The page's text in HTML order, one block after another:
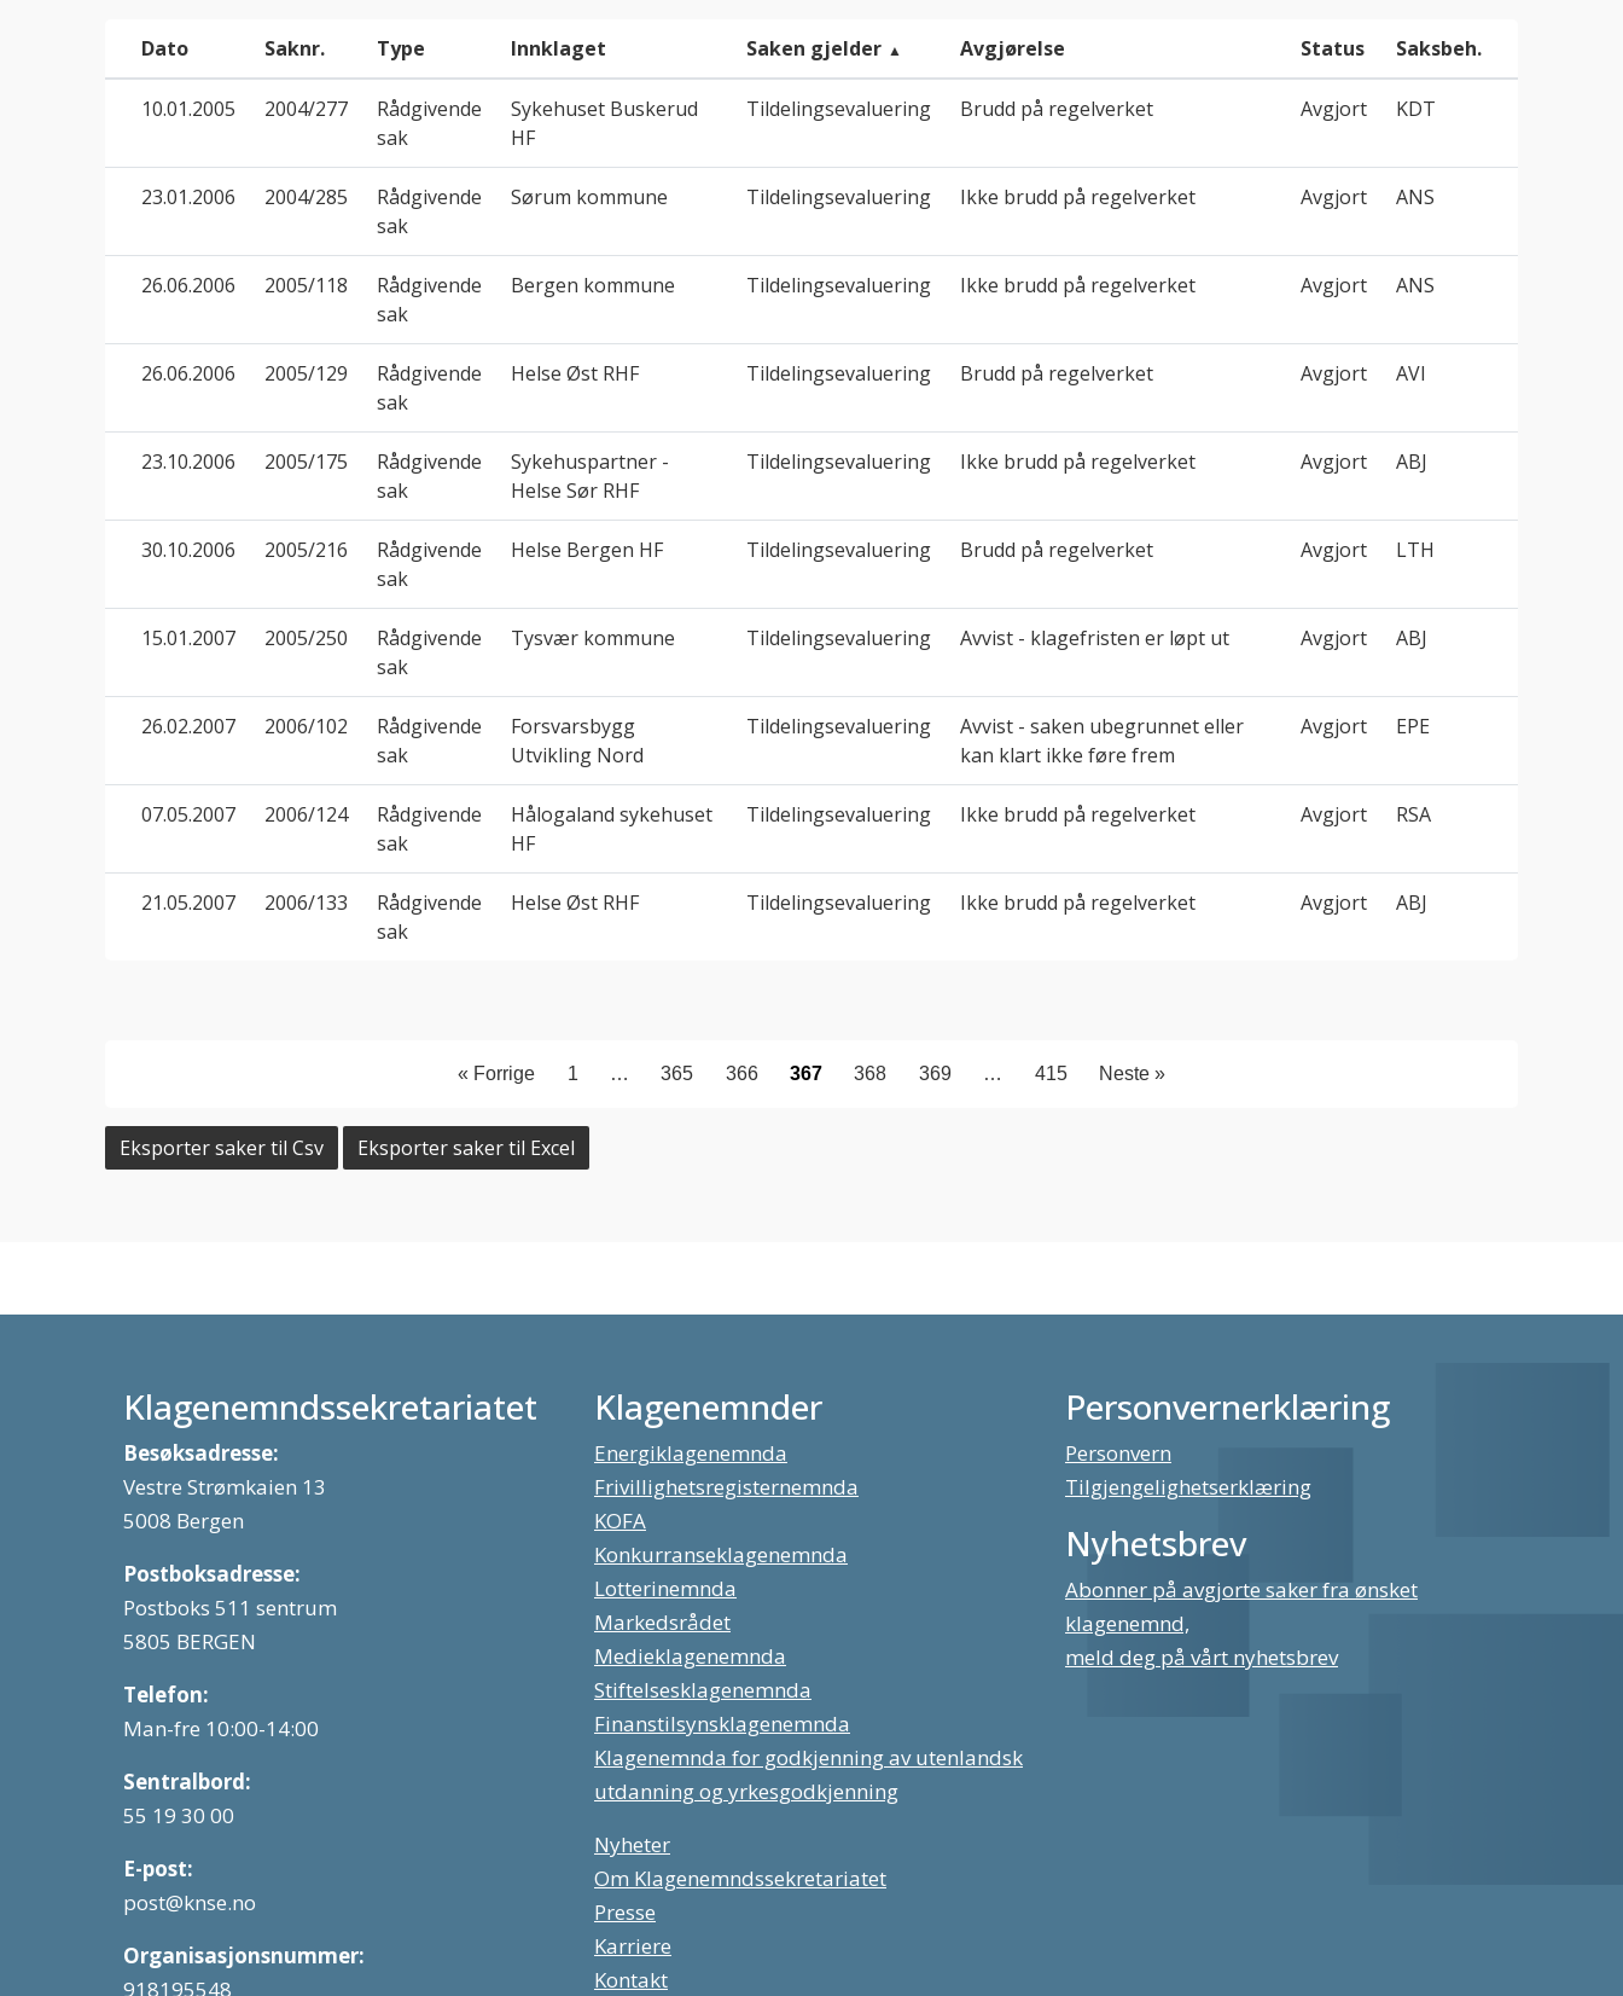
Dato Saknr. Type Innklaget Saken gjelder Avgjørelse Status Saksbeh.
10.01.2005 2004/277
Rådgivende
sak
Sykehuset Buskerud
HF
Tildelingsevaluering Brudd på regelverket Avgjort KDT
23.01.2006 2004/285
Rådgivende
sak
Sørum kommune Tildelingsevaluering Ikke brudd på regelverket Avgjort ANS
26.06.2006 2005/118
Rådgivende
sak
Bergen kommune Tildelingsevaluering Ikke brudd på regelverket Avgjort ANS
26.06.2006 2005/129
Rådgivende
sak
Helse Øst RHF Tildelingsevaluering Brudd på regelverket Avgjort AVI
23.10.2006 2005/175
Rådgivende
sak
Sykehuspartner -
Helse Sør RHF
Tildelingsevaluering Ikke brudd på regelverket Avgjort ABJ
30.10.2006 2005/216
Rådgivende
sak
Helse Bergen HF Tildelingsevaluering Brudd på regelverket Avgjort LTH
15.01.2007 2005/250
Rådgivende
sak
Tysvær kommune Tildelingsevaluering Avvist - klagefristen er løpt ut Avgjort ABJ
26.02.2007 2006/102
Rådgivende
sak
Forsvarsbygg
Utvikling Nord
Tildelingsevaluering
Avvist - saken ubegrunnet eller
kan klart ikke føre frem
Avgjort EPE
07.05.2007 2006/124
Rådgivende
sak
Hålogaland sykehuset
HF
Tildelingsevaluering Ikke brudd på regelverket Avgjort RSA
21.05.2007 2006/133
Rådgivende
sak
Helse Øst RHF Tildelingsevaluering Ikke brudd på regelverket Avgjort ABJ
« Forrige 1 … 365 366 367 368 369 … 415 Neste »
Eksporter saker til Csv Eksporter saker til Excel
Klagenemndssekretariatet
Besøksadresse:
Vestre Strømkaien 13
5008 Bergen
Postboksadresse:
Postboks 511 sentrum
5805 BERGEN
Telefon:
Man-fre 10:00-14:00
Sentralbord:
55 19 30 00
E-post:
post@knse.no
Organisasjonsnummer:
918195548
Klagenemnder
Energiklagenemnda
Frivillighetsregisternemnda
KOFA
Konkurranseklagenemnda
Lotterinemnda
Markedsrådet
Medieklagenemnda
Stiftelsesklagenemnda
Finanstilsynsklagenemnda
Klagenemnda for godkjenning av utenlandsk
utdanning og yrkesgodkjenning
Nyheter
Om Klagenemndssekretariatet
Presse
Karriere
Kontakt
Personvernerklæring
Personvern
Tilgjengelighetserklæring
Nyhetsbrev
Abonner på avgjorte saker fra ønsket
klagenemnd,
meld deg på vårt nyhetsbrev